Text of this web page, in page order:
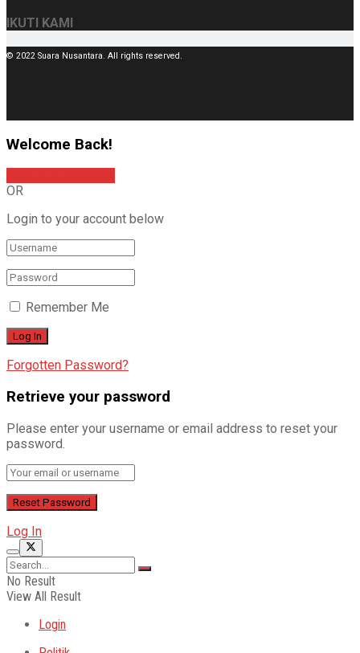
IKUTI KAMI
© 2022 Suara Nusantara. All rights reserved.
Welcome Back!
OR
Login to your account below
Remember Me
Forgotten Password?
Retrieve your password
Please enter your username or email address to reset your
password.
Log In
No Result
View All Result
Login